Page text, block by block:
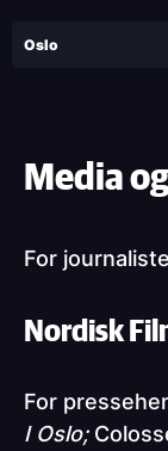
Media
For
Nordisk
For
I Oslo;